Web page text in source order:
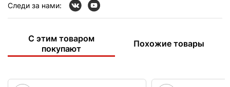
Следи за нами:
С этим товаром
покупают
Похожие товары